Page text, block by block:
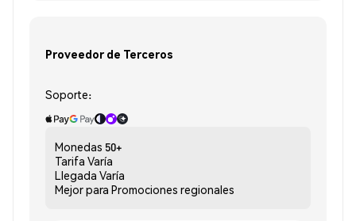
Proveedor de Terceros
Soporte:
Monedas 50+
Tarifa Varía
Llegada Varía
Mejor para Promociones regionales